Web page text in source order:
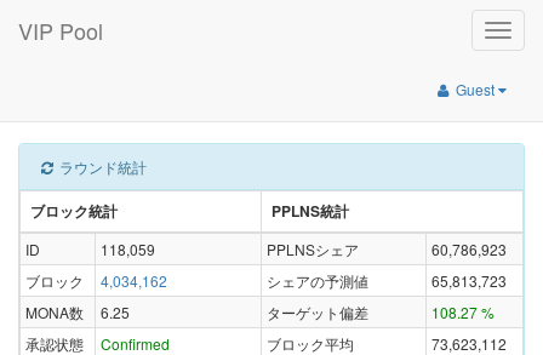
Toggle
VIP Pool
Guest
ラウンド統計
ブロック統計 PPLNS統計
ID 118,059 PPLNSシェア
60,786,923
ブロック
4,034,162 シェアの予測値
65,813,723
MONA数
6.25 ターゲット偏差
108.27 %
承認状態
Confirmed ブロック平均
73,623,112